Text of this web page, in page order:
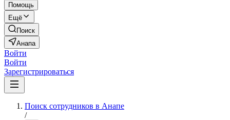
Помощь
Ещё
Поиск
Анапа
Войти
Войти
Зарегистрироваться
Поиск сотрудников в Анапе
/